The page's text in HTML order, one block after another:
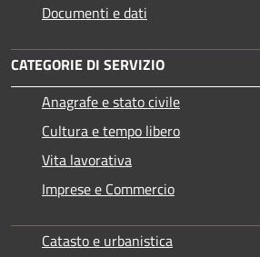
Documenti e dati
CATEGORIE DI SERVIZIO
Anagrafe e stato civile
Cultura e tempo libero
Vita lavorativa
Imprese e Commercio
Catasto e urbanistica